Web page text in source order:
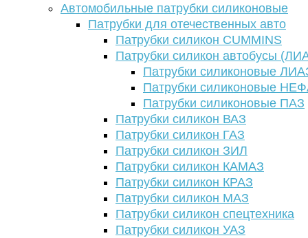
Автомобильные патрубки силиконовые
Патрубки для отечественных авто
Патрубки силикон CUMMINS
Патрубки силикон автобусы
Патрубки силиконовые
Патрубки силиконовые
Патрубки силиконовые ПАЗ
Патрубки силикон ВАЗ
Патрубки силикон ГАЗ
Патрубки силикон ЗИЛ
Патрубки силикон КАМАЗ
Патрубки силикон КРАЗ
Патрубки силикон МАЗ
Патрубки силикон спецтехника
Патрубки силикон УАЗ